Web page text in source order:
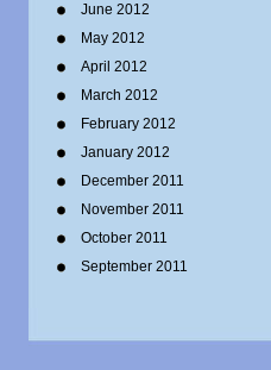
June 2012
May 2012
April 2012
March 2012
February 2012
January 2012
December 2011
November 2011
October 2011
September 2011